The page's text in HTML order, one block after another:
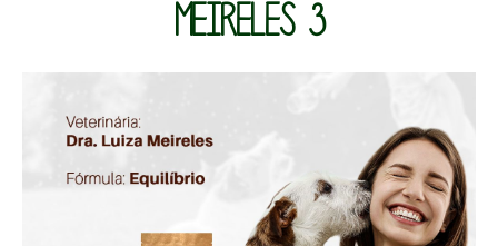
MEIRELES 3